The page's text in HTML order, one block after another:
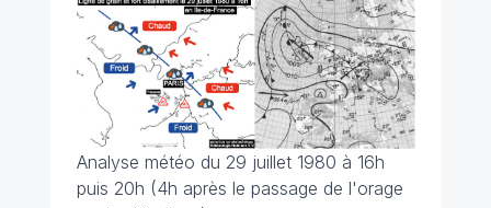
Analyse météo du 29 juillet 1980 à 16h
puis 20h (4h après le passage de l'orage